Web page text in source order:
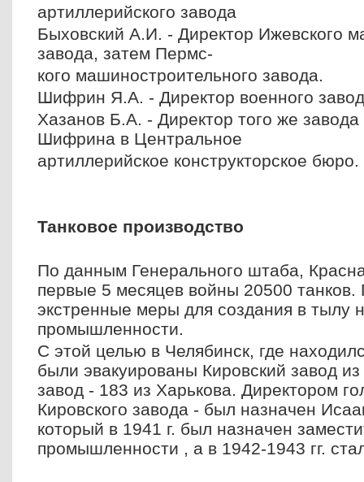
артиллерийского завода
Быховский А.И. - Директор Ижевского
завода, затем Пермс-
кого машиностроительного завода.
Шифрин Я.А. - Директор военного
Хазанов Б.А. - Директор того же
Шифрина в Центральное
артиллерийское конструкторское бюро.
Танковое производство
По данным Генерального штаба,
первые 5 месяцев войны 20500
экстренные меры для создания в тылу
промышленности.
С этой целью в Челябинск, где
были эвакуированы Кировский завод
завод - 183 из Харькова. Директором
Кировского завода - был назначен
который в 1941 г. был назначен
промышленности , а в 1942-1943 гг.